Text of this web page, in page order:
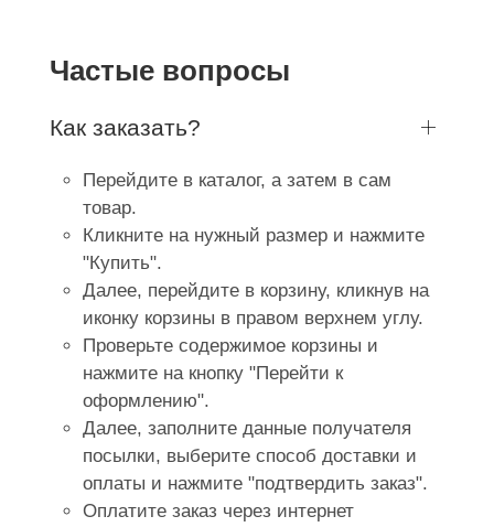
Частые вопросы
Как заказать?
Перейдите в каталог, а затем в сам
товар.
Кликните на нужный размер и нажмите
"Купить".
Далее, перейдите в корзину, кликнув на
иконку корзины в правом верхнем углу.
Проверьте содержимое корзины и
нажмите на кнопку "Перейти к
оформлению".
Далее, заполните данные получателя
посылки, выберите способ доставки и
оплаты и нажмите "подтвердить заказ".
Оплатите заказ через интернет